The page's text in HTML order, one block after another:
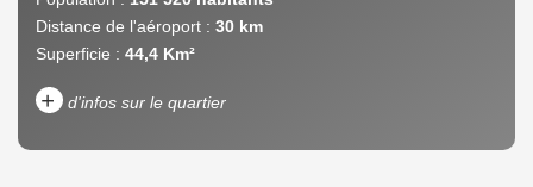
Distance de l'aéroport : 30 km
Superficie : 44,4 Km²
+ d'infos sur le quartier